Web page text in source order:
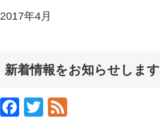
2017年4月
新着情報をお知らせします
F
T